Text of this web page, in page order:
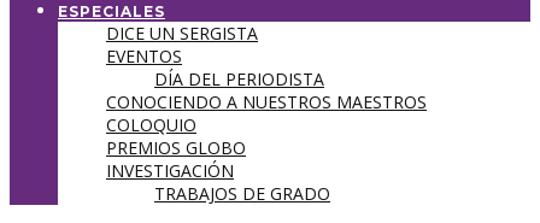
ESPECIALES
DICE UN SERGISTA
EVENTOS
DÍA DEL PERIODISTA
CONOCIENDO A NUESTROS MAESTROS
COLOQUIO
PREMIOS GLOBO
INVESTIGACIÓN
TRABAJOS DE GRADO